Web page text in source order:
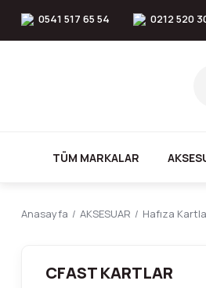
0541 517 65 54 0212 520
TÜM MARKALAR
Anasayfa AKSESUAR Hafıza
CFAST KARTLAR